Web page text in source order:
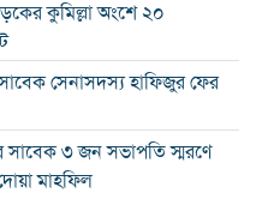
কুমিল্লা অংশে ২০
সেনাসদস্য হাফিজুর ফের
সাবেক ৩ জন সভাপতি স্মরণে
মাহফিল